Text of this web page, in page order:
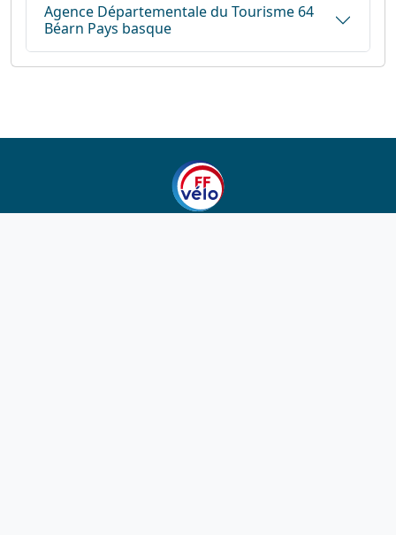
Agence Départementale du Tourisme 64
Béarn Pays basque